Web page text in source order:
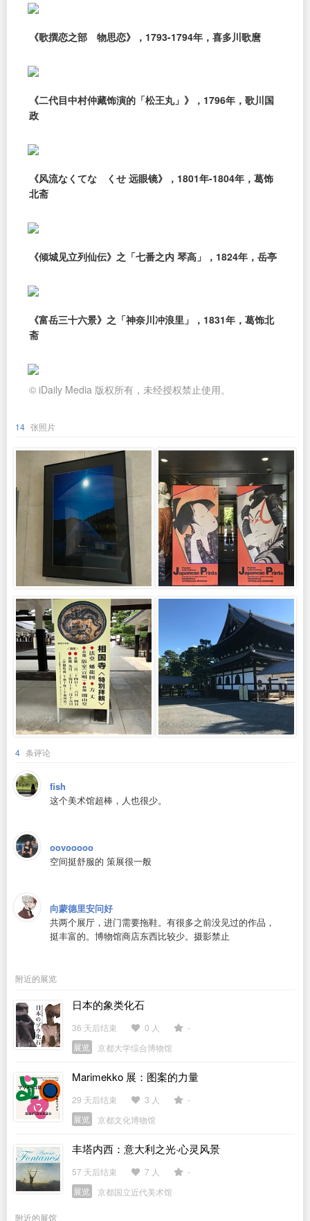
《歌撰恋之部 物思恋》，1793-1794年，喜多川歌麿
《二代目中村仲藏饰演的「松王丸」》，1796年，歌川国
政
《风流なくてなゝくせ 远眼镜》，1801年-1804年，葛饰
北斋
《倾城见立列仙伝》之「七番之内 琴高」，1824年，岳亭
《富岳三十六景》之「神奈川冲浪里」，1831年，葛饰北
斋
© iDaily Media 版权所有，未经授权禁止使用。
14 张照片
4 条评论
fish
这个美术馆超棒，人也很少。
oovooooo
空间挺舒服的 策展很一般
向蒙德里安问好
共两个展厅，进门需要拖鞋。有很多之前没见过的作品，
挺丰富的。博物馆商店东西比较少。摄影禁止
附近的展览
日本的象类化石
36 天后结束 0 人
-
展览
京都大学综合博物馆
Marimekko 展：图案的力量
29 天后结束 3 人
-
展览
京都文化博物馆
丰塔内西：意大利之光·心灵风景
57 天后结束 7 人
-
展览
京都国立近代美术馆
附近的展馆